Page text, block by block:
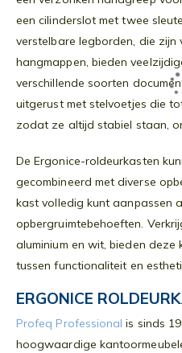
een cilinderslot met twee
verstelbare legborden, die
hangmappen, bieden
verschillende soorten
uitgerust met stelvoetjes die
zodat ze altijd stabiel staan,
De Ergonice-roldeurkasten
gecombineerd met diverse
kast volledig kunt aanpassen
opbergruimtebehoeften.
aluminium en wit, bieden
tussen functionaliteit en
ERGONICE
Profeq Professional is sinds
hoogwaardige